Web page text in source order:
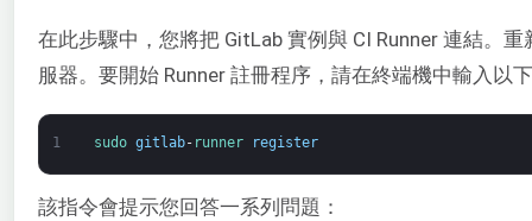
在此步驟中，您將把 GitLab 實例與 CI Runner 連結。
服器。要開始 Runner 註冊程序，請在終端機中輸入以
1 sudo gitlab- runner register
該指令會提示您回答一系列問題：